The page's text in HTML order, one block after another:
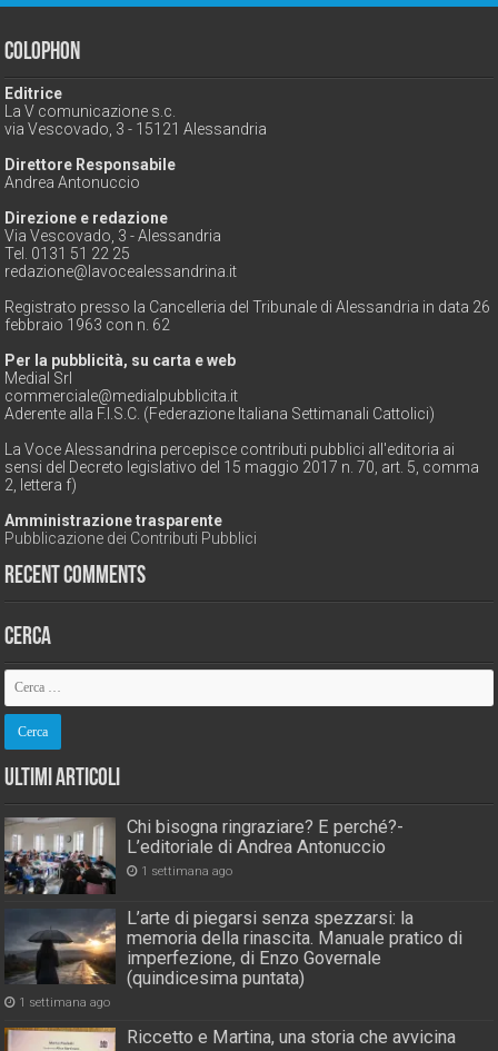
Colophon
Editrice
La V comunicazione s.c.
via Vescovado, 3 - 15121 Alessandria
Direttore Responsabile
Andrea Antonuccio
Direzione e redazione
Via Vescovado, 3 - Alessandria
Tel. 0131 51 22 25
redazione@lavocealessandrina.it
Registrato presso la Cancelleria del Tribunale di Alessandria in data 26
febbraio 1963 con n. 62
Per la pubblicità, su carta e web
Medial Srl
commerciale@medialpubblicita.it
Aderente alla F.I.S.C. (Federazione Italiana Settimanali Cattolici)
La Voce Alessandrina percepisce contributi pubblici all'editoria ai
sensi del Decreto legislativo del 15 maggio 2017 n. 70, art. 5, comma
2, lettera f)
Amministrazione trasparente
Pubblicazione dei Contributi Pubblici
Recent Comments
Cerca
Ultimi Articoli
Chi bisogna ringraziare? E perché?-
L’editoriale di Andrea Antonuccio
1 settimana ago
L’arte di piegarsi senza spezzarsi: la
memoria della rinascita. Manuale pratico di
imperfezione, di Enzo Governale
(quindicesima puntata)
1 settimana ago
Riccetto e Martina, una storia che avvicina